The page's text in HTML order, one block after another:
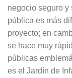
negocio seguro y
pública es más
proyecto; en
se hace muy
públicas
es el Jardín de